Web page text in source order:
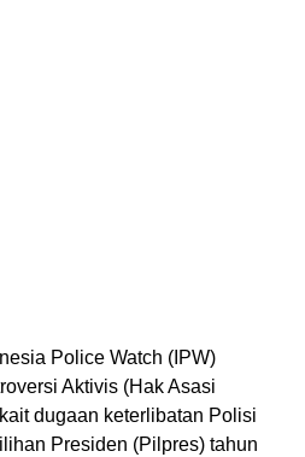
Police Watch (IPW)
Aktivis (Hak Asasi
dugaan keterlibatan Polisi
Presiden (Pilpres) tahun